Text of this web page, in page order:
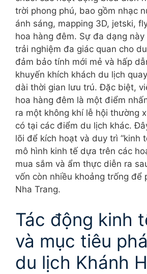
trời phong phú, bao gồm nhạc
ánh sáng, mapping 3D, jetski,
hoa hàng đêm. Sự đa dạng
trải nghiệm đa giác quan cho
đảm bảo tính mới mẻ và hấp
khuyến khích khách du lịch
dài thời gian lưu trú. Đặc biệt,
hoa hàng đêm là một điểm
ra một không khí lễ hội thường
có tại các điểm du lịch khác.
lõi để kích hoạt và duy trì “kinh
mô hình kinh tế dựa trên các
mua sắm và ẩm thực diễn ra
vốn còn nhiều khoảng trống để
Nha Trang.
Tác động kinh
và mục tiêu
du lịch Khánh